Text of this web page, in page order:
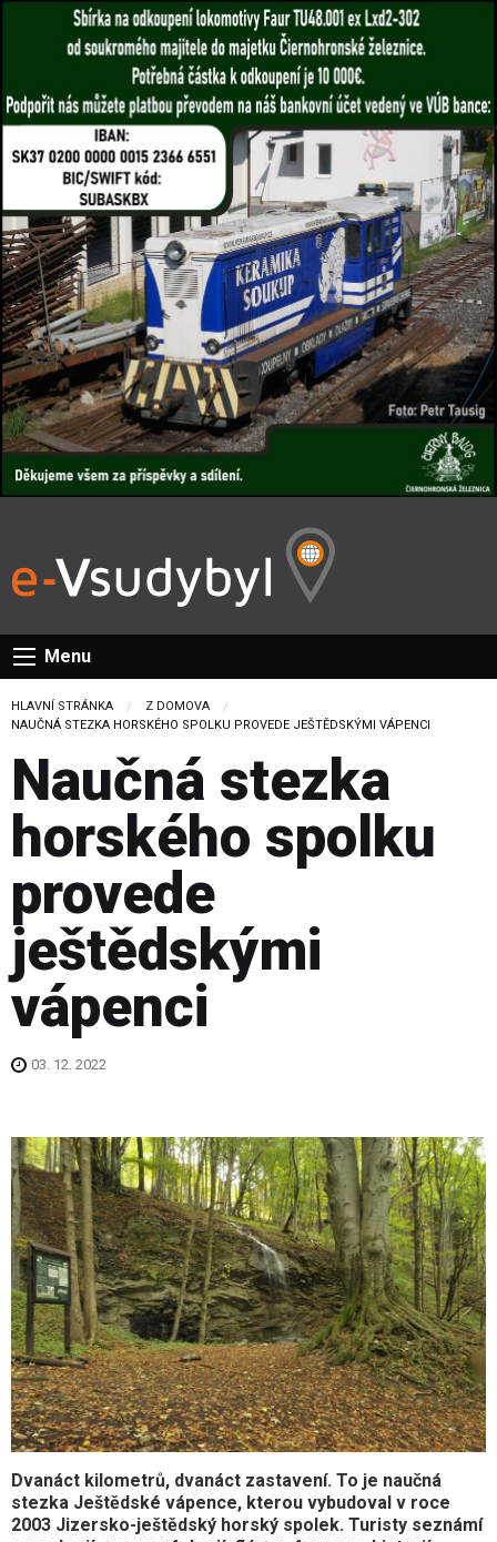
Menu
HLAVNÍ STRÁNKA
Z DOMOVA
CURRENT:
NAUČNÁ STEZKA HORSKÉHO SPOLKU PROVEDE JEŠTĚDSKÝMI VÁPENCI
Naučná stezka
horského spolku
provede
ještědskými
vápenci
03. 12. 2022
Dvanáct kilometrů, dvanáct zastavení. To je naučná
stezka Ještědské vápence, kterou vybudoval v roce
2003 Jizersko-ještědský horský spolek. Turisty seznámí